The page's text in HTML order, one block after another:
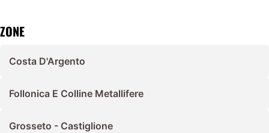
ZONE
Costa D'Argento
Follonica E Colline Metallifere
Grosseto - Castiglione